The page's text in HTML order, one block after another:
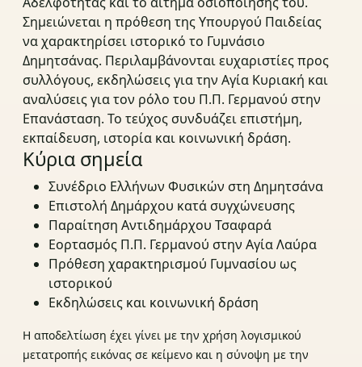
Σημειώνεται η πρόθεση της Υπουργού Παιδείας
να χαρακτηρίσει ιστορικό το Γυμνάσιο
Δημητσάνας. Περιλαμβάνονται ευχαριστίες προς
συλλόγους, εκδηλώσεις για την Αγία Κυριακή και
αναλύσεις για τον ρόλο του Π.Π. Γερμανού στην
Επανάσταση. Το τεύχος συνδυάζει επιστήμη,
εκπαίδευση, ιστορία και κοινωνική δράση.
Κύρια σημεία
Συνέδριο Ελλήνων Φυσικών στη Δημητσάνα
Επιστολή Δημάρχου κατά συγχώνευσης
Παραίτηση Αντιδημάρχου Τσαφαρά
Εορτασμός Π.Π. Γερμανού στην Αγία Λαύρα
Πρόθεση χαρακτηρισμού Γυμνασίου ως
ιστορικού
Εκδηλώσεις και κοινωνική δράση
Η αποδελτίωση έχει γίνει με την χρήση λογισμικού
μετατροπής εικόνας σε κείμενο και η σύνοψη με την